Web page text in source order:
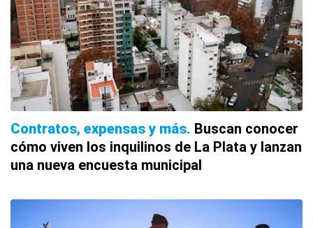
Contratos, expensas y más Buscan conocer
cómo viven los inquilinos de La Plata y lanzan
una nueva encuesta municipal